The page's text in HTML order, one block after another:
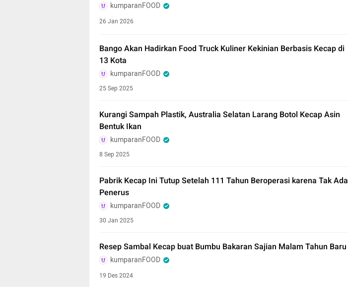
kumparanFOOD
26 Jan 2026
Bango Akan Hadirkan Food Truck Kuliner Kekinian Berbasis Kecap di
13 Kota
kumparanFOOD
25 Sep 2025
Kurangi Sampah Plastik, Australia Selatan Larang Botol Kecap Asin
Bentuk Ikan
kumparanFOOD
8 Sep 2025
Pabrik Kecap Ini Tutup Setelah 111 Tahun Beroperasi karena Tak Ada
Penerus
kumparanFOOD
30 Jan 2025
Resep Sambal Kecap buat Bumbu Bakaran Sajian Malam Tahun Baru
kumparanFOOD
19 Des 2024